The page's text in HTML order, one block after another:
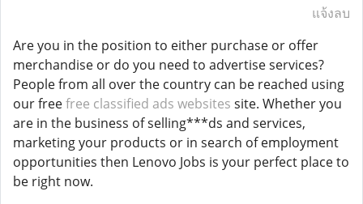
แจ้งลบ
Are you in the position to either purchase or offer
merchandise or do you need to advertise services?
People from all over the country can be reached using
our freefree classified ads websites site. Whether you
are in the business of selling***ds and services,
marketing your products or in search of employment
opportunities then Lenovo Jobs is your perfect place to
be right now.